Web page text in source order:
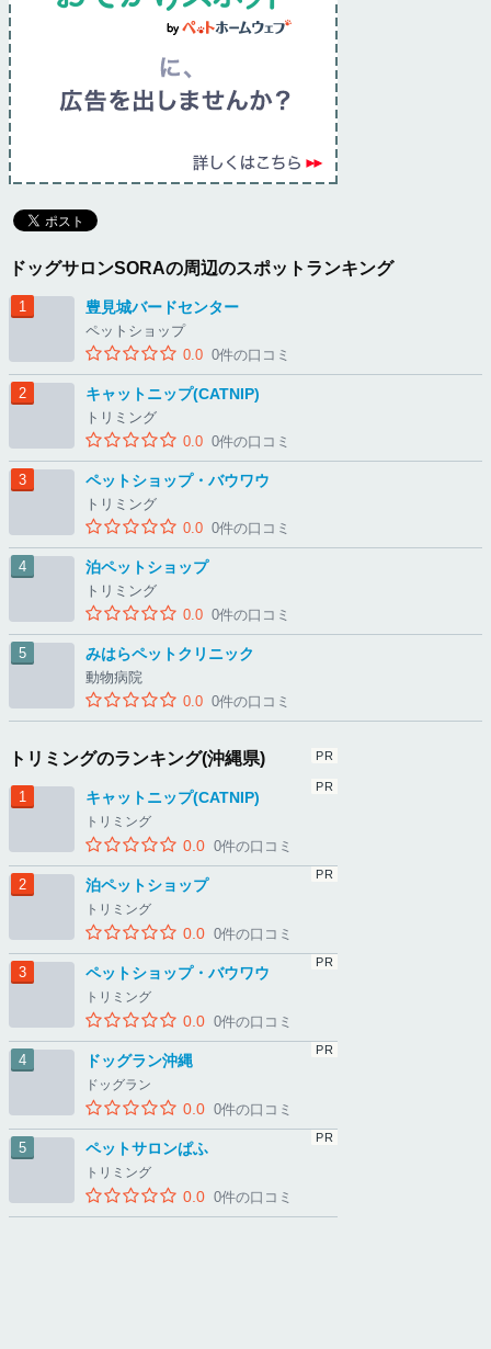
ドッグサロンSORAの周辺のスポットランキング
豊見城バードセンター
ペットショップ
0.0 0件の口コミ
キャットニップ(CATNIP)
トリミング
0.0 0件の口コミ
ペットショップ・バウワウ
トリミング
0.0 0件の口コミ
泊ペットショップ
トリミング
0.0 0件の口コミ
みはらペットクリニック
動物病院
0.0 0件の口コミ
トリミングのランキング(沖縄県)
キャットニップ(CATNIP)
トリミング
0.0 0件の口コミ
泊ペットショップ
トリミング
0.0 0件の口コミ
ペットショップ・バウワウ
トリミング
0.0 0件の口コミ
ドッグラン沖縄
ドッグラン
0.0 0件の口コミ
ペットサロンぱふ
トリミング
0.0 0件の口コミ